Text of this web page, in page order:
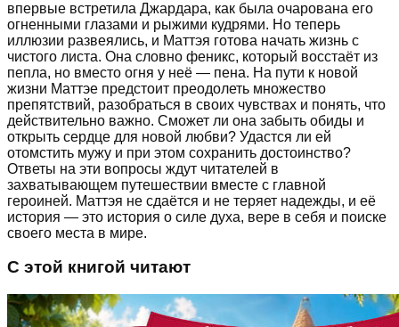
впервые встретила Джардара, как была очарована его
огненными глазами и рыжими кудрями. Но теперь
иллюзии развеялись, и Маттэя готова начать жизнь с
чистого листа. Она словно феникс, который восстаёт из
пепла, но вместо огня у неё — пена. На пути к новой
жизни Маттэе предстоит преодолеть множество
препятствий, разобраться в своих чувствах и понять, что
действительно важно. Сможет ли она забыть обиды и
открыть сердце для новой любви? Удастся ли ей
отомстить мужу и при этом сохранить достоинство?
Ответы на эти вопросы ждут читателей в
захватывающем путешествии вместе с главной
героиней. Маттэя не сдаётся и не теряет надежды, и её
история — это история о силе духа, вере в себя и поиске
своего места в мире.
С этой книгой читают